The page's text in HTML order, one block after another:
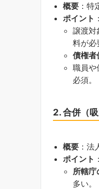
概要 ：
ポイント ：
譲渡対
料が必
債権者
職員や
必須。
2. 合併（
概要 ：法
ポイント ：
所轄
多い。